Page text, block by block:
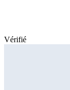
Vérifié